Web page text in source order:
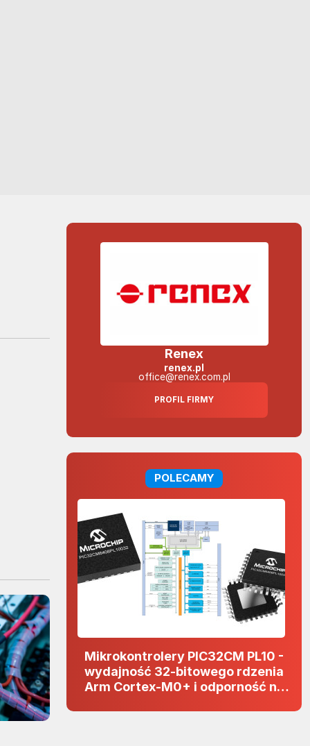
Renex
renex.pl
office@renex.com.pl
PROFIL FIRMY
POLECAMY
Mikrokontrolery PIC32CM PL10 -
wydajność 32-bitowego rdzenia
Arm Cortex-M0+ i odporność na